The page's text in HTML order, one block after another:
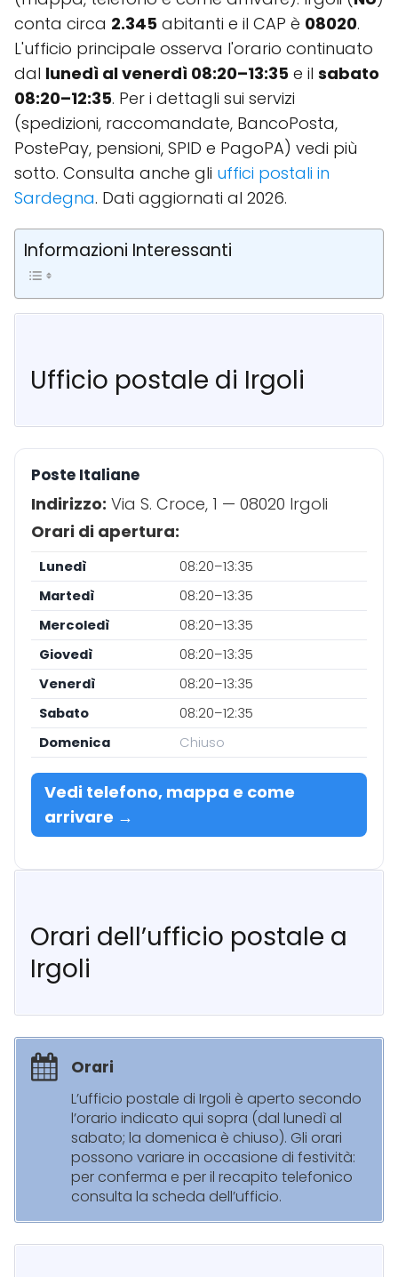
conta circa 2.345 abitanti e il CAP è 08020.
L'ufficio principale osserva l'orario continuato
dal lunedì al venerdì 08:20–13:35 e il sabato
08:20–12:35. Per i dettagli sui servizi
(spedizioni, raccomandate, BancoPosta,
PostePay, pensioni, SPID e PagoPA) vedi più
sotto. Consulta anche gli uffici postali in
Sardegna. Dati aggiornati al 2026.
Informazioni Interessanti
Ufficio postale di Irgoli
Poste Italiane
Indirizzo: Via S. Croce, 1 — 08020 Irgoli
Orari di apertura:
Lunedì
08:20–13:35
Martedì
08:20–13:35
Mercoledì
08:20–13:35
Giovedì
08:20–13:35
Venerdì
08:20–13:35
Sabato
08:20–12:35
Domenica
Chiuso
Vedi telefono, mappa e come
arrivare →
Orari dell’ufficio postale a
Irgoli
Orari
L’ufficio postale di Irgoli è aperto secondo
l’orario indicato qui sopra (dal lunedì al
sabato; la domenica è chiuso). Gli orari
possono variare in occasione di festività:
per conferma e per il recapito telefonico
consulta la scheda dell’ufficio.